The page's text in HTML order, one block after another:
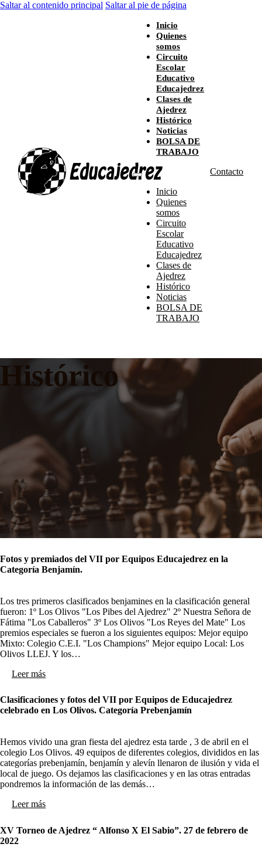
Saltar al contenido principal Saltar al pie de página
Inicio
Quienes
somos
Circuito
Escolar
Educativo
Educajedrez
Clases de
Ajedrez
Histórico
Noticias
BOLSA DE
TRABAJO
Inicio
Quienes
somos
Circuito
Escolar
Educativo
Educajedrez
Clases de
Ajedrez
Histórico
Noticias
BOLSA DE
TRABAJO
Contacto
Histórico
Fotos y premiados del VII por Equipos Educajedrez en la
Categoría Benjamín.
Los tres primeros clasificados benjamines en la clasificación general
fueron: 1º Los Olivos "Los Pibes del Ajedrez" 2º Nuestra Señora de
Fátima "Los Caballeros" 3º Los Olivos "Los Reyes del Mate" Los
premios especiales se fueron a los siguientes equipos: Mejor equipo
Mixto: Colegio C.E.I. "Los Champions" Mejor equipo Local: Los
Olivos LLEJ. Y los…
Leer más
Clasificaciones y fotos del VII por Equipos de Educajedrez
celebrado en Los Olivos. Categoría Prebenjamín
Hemos vivido una gran fiesta del ajedrez esta tarde , 3 de abril en el
colegio Los Olivos. 49 equipos de diferentes colegios, divididos en las
categorías prebenjamín, benjamín y alevín llenaron de ilusión y vida el
local de juego. Os dejamos las clasificaciones y en las otras entradas
pondremos la información de las demás…
Leer más
XV Torneo de Ajedrez “ Alfonso X El Sabio”. 27 de febrero de
2022